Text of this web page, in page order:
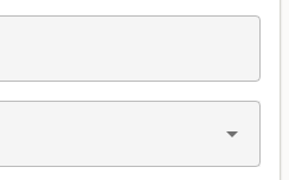
arrow_drop_down